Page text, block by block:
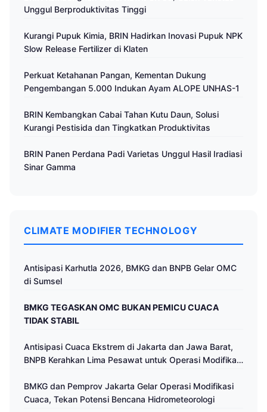
Unggul Berproduktivitas Tinggi
Kurangi Pupuk Kimia, BRIN Hadirkan Inovasi Pupuk NPK
Slow Release Fertilizer di Klaten
Perkuat Ketahanan Pangan, Kementan Dukung
Pengembangan 5.000 Indukan Ayam ALOPE UNHAS-1
BRIN Kembangkan Cabai Tahan Kutu Daun, Solusi
Kurangi Pestisida dan Tingkatkan Produktivitas
BRIN Panen Perdana Padi Varietas Unggul Hasil Iradiasi
Sinar Gamma
CLIMATE MODIFIER TECHNOLOGY
Antisipasi Karhutla 2026, BMKG dan BNPB Gelar OMC
di Sumsel
BMKG TEGASKAN OMC BUKAN PEMICU CUACA
TIDAK STABIL
Antisipasi Cuaca Ekstrem di Jakarta dan Jawa Barat,
BNPB Kerahkan Lima Pesawat untuk Operasi Modifikasi
BMKG dan Pemprov Jakarta Gelar Operasi Modifikasi
Cuaca, Tekan Potensi Bencana Hidrometeorologi